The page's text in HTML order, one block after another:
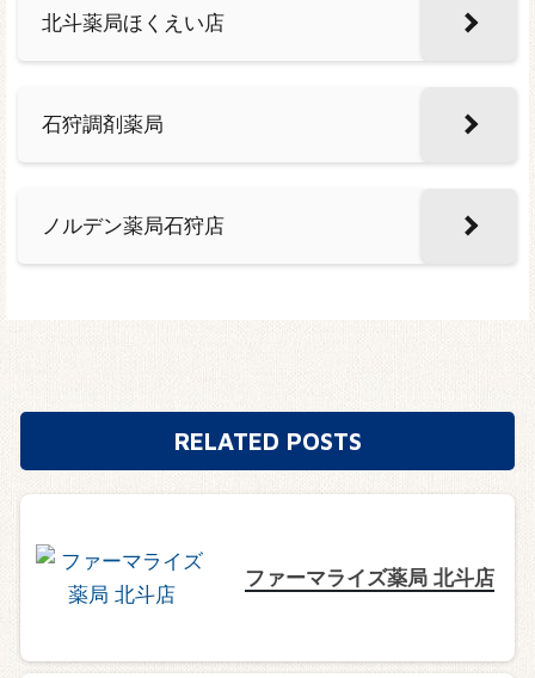
北斗薬局ほくえい店
石狩調剤薬局
ノルデン薬局石狩店
RELATED POSTS
ファーマライズ薬局 北斗店